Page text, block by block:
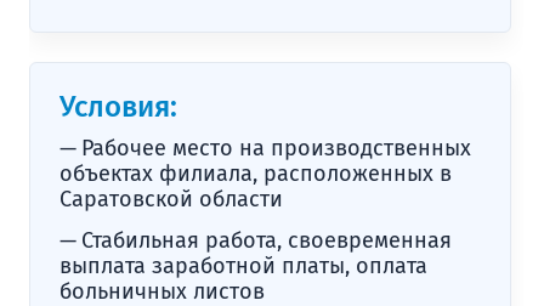
Условия:
Рабочее место на производственных
объектах филиала, расположенных в
Саратовской области
Стабильная работа, своевременная
выплата заработной платы, оплата
больничных листов